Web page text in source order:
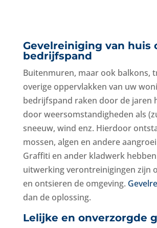
Gevelreiniging van huis
bedrijfspand
Buitenmuren, maar ook balkons,
overige oppervlakken van uw
bedrijfspand raken door de jaren
door weersomstandigheden als
sneeuw, wind enz. Hierdoor
mossen, algen en andere
Graffiti en ander kladwerk
uitwerking verontreinigingen zijn
en ontsieren de omgeving.
dan de oplossing.
Lelijke en onverzorgde